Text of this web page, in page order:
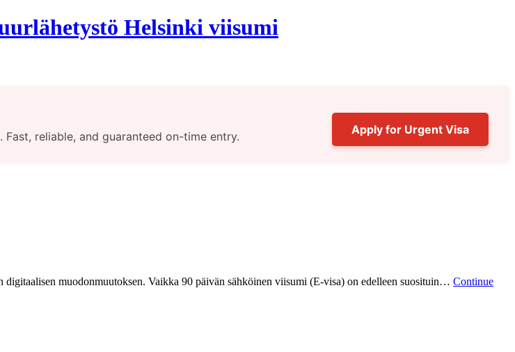
Helsinki viisumi
. Fast, reliable, and guaranteed on-time entry. Apply for Urgent Visa
muodonmuutoksen. Vaikka 90 päivän sähköinen viisumi (E-visa) on edelleen suosituin… Continue